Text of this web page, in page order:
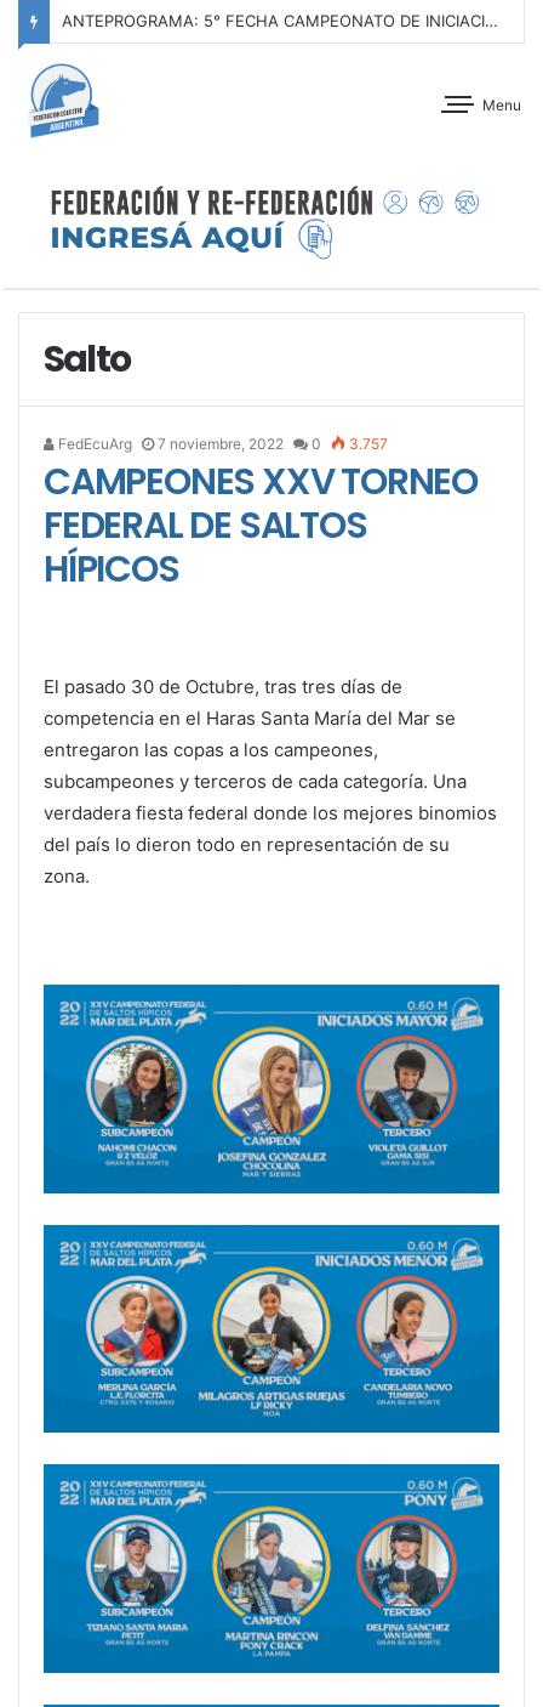
ANTEPROGRAMA: 5° FECHA CAMPEONATO DE INICIACIÓN A LA ACTIVIDAD ECUESTRE ZONA METROPOLITANA SUR – CLUB HÍPICO LA PLATA – 23 DE AGOSTO 2026
Menu
Salto
FedEcuArg 7 noviembre, 2022 0 3.757
CAMPEONES XXV TORNEO
FEDERAL DE SALTOS
HÍPICOS
El pasado 30 de Octubre, tras tres días de
competencia en el Haras Santa María del Mar se
entregaron las copas a los campeones,
subcampeones y terceros de cada categoría. Una
verdadera fiesta federal donde los mejores binomios
del país lo dieron todo en representación de su
zona.